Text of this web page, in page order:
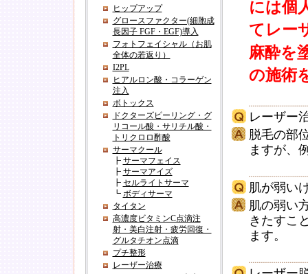
ヒップアップ
グロースファクター(細胞成
長因子 FGF・EGF)導入
フォトフェイシャル（お肌
全体の若返り）
I2PL
ヒアルロン酸・コラーゲン
注入
ボトックス
ドクターズピーリング・グ
リコール酸・サリチル酸・
トリクロロ酢酸
サーマクール
┣ サーマフェイス
┣ サーマアイズ
┣ セルライトサーマ
┗ ボディサーマ
タイタン
高濃度ビタミンC点滴注
射・美白注射・疲労回復・
グルタチオン点滴
プチ整形
レーザー治療
には個
てレー
麻酔を
の施術
レーザー
脱毛の部
ますが、
肌が弱い
肌の弱い
きたすこ
ます。